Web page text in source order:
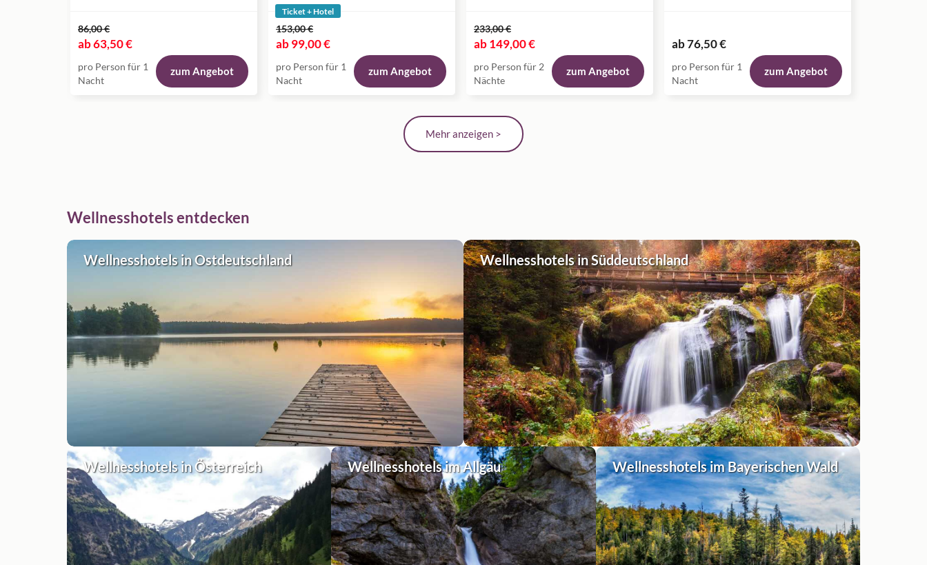
86,00 €
ab63,50 €
pro Person für 1
Nacht
zum Angebot
Ticket + Hotel
153,00 €
ab99,00 €
pro Person für 1
Nacht
zum Angebot
233,00 €
ab149,00 €
pro Person für 2
Nächte
zum Angebot
ab76,50 €
pro Person für 1
Nacht
zum Angebot
Mehr anzeigen >
Wellnesshotels entdecken
Wellnesshotels in Ostdeutschland Wellnesshotels in Süddeutschland
Wellnesshotels in Österreich Wellnesshotels im Allgäu Wellnesshotels im Bayerischen Wald